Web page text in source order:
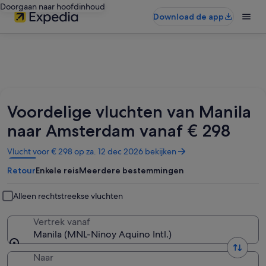
Doorgaan naar hoofdinhoud
Download de app
Voordelige vluchten van Manila
naar Amsterdam vanaf € 298
Vlucht voor € 298 op za. 12 dec 2026 bekijken
Opent
in
een
venster
RetourEnkele reisMeerdere bestemmingen
Alleen rechtstreekse vluchten
Vertrek vanaf
Manila (MNL-Ninoy Aquino Intl.)
Naar